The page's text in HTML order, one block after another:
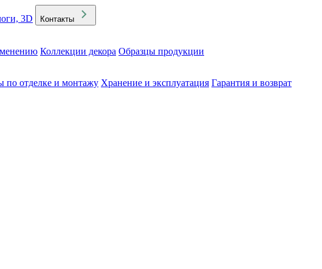
3D Контакты
Коллекции декора Образцы продукции
по отделке и монтажу Хранение и эксплуатация Гарантия и возврат